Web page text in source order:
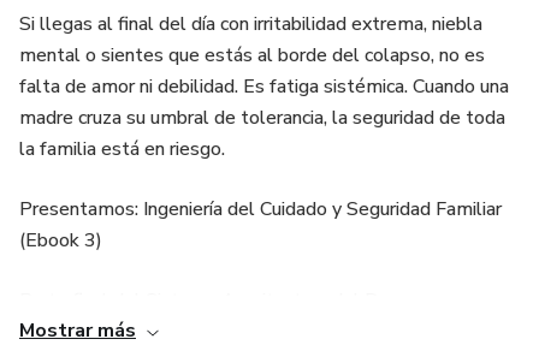
Si llegas al final del día con irritabilidad extrema, niebla
mental o sientes que estás al borde del colapso, no es
falta de amor ni debilidad. Es fatiga sistémica. Cuando una
madre cruza su umbral de tolerancia, la seguridad de toda
la familia está en riesgo.
Presentamos: Ingeniería del Cuidado y Seguridad Familiar
(Ebook 3)
Mostrar más